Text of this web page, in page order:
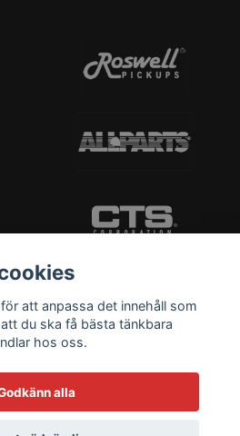
att anpassa det innehåll som
du ska få bästa tänkbara
hos oss.
alla